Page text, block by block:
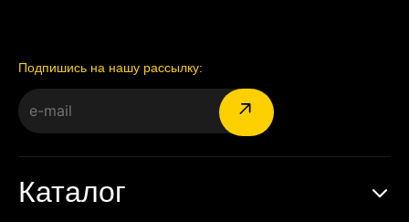
Подпишись на нашу рассылку:
Каталог